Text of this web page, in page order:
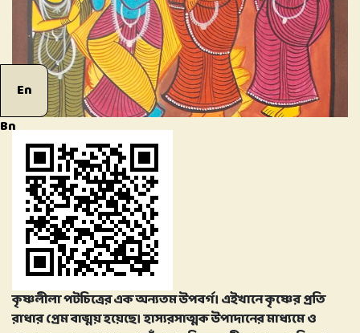
En
Bn
কৃষ্ণলীলা পটচিত্রের এক অন্যতম উপবর্গ। এইখানে কৃষ্ণের প্রতি
রাধার প্রেম বাঙ্ময় হয়েছে। হাস্যরসাত্মক উপাদানের মাধ্যমে ও